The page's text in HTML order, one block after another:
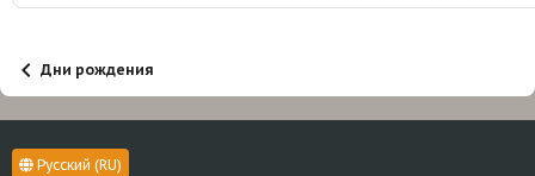
:
Дни рождения
Русский (RU)